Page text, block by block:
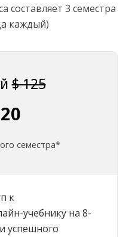
составляет 3 семестра
каждый)
$ 125
семестра*
к
учебнику на 8-
успешного